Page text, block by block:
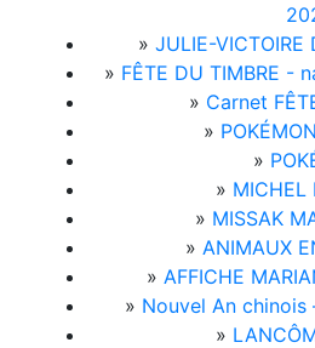
» JULIE-VICTOIRE
» FÊTE DU TIMBRE -
» Carnet
»
»
» MICHEL
» MISSAK
» ANIMAUX
» AFFICHE
» Nouvel An chinois
»